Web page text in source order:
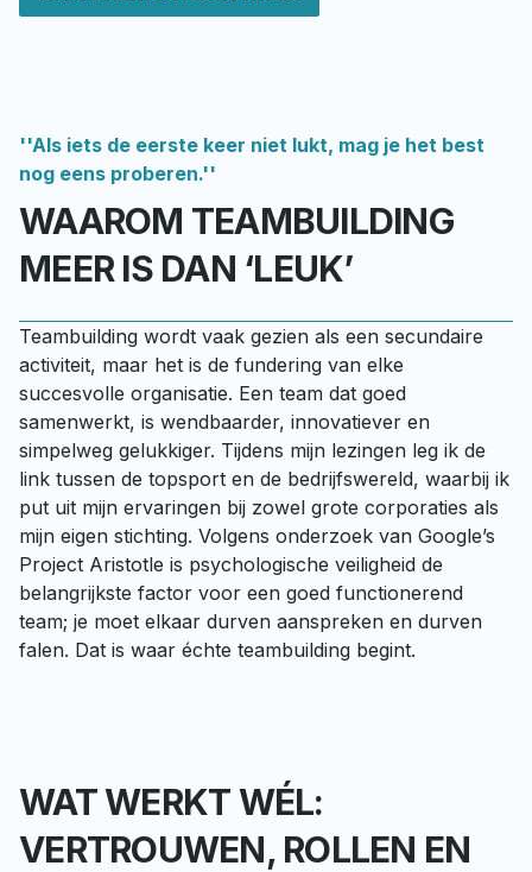
''Als iets de eerste keer niet lukt, mag je het best
nog eens proberen.''
WAAROM TEAMBUILDING
MEER IS DAN ‘LEUK’
Teambuilding wordt vaak gezien als een secundaire
activiteit, maar het is de fundering van elke
succesvolle organisatie. Een team dat goed
samenwerkt, is wendbaarder, innovatiever en
simpelweg gelukkiger. Tijdens mijn lezingen leg ik de
link tussen de topsport en de bedrijfswereld, waarbij ik
put uit mijn ervaringen bij zowel grote corporaties als
mijn eigen stichting. Volgens onderzoek van Google’s
Project Aristotle is psychologische veiligheid de
belangrijkste factor voor een goed functionerend
team; je moet elkaar durven aanspreken en durven
falen. Dat is waar échte teambuilding begint.
WAT WERKT WÉL:
VERTROUWEN, ROLLEN EN